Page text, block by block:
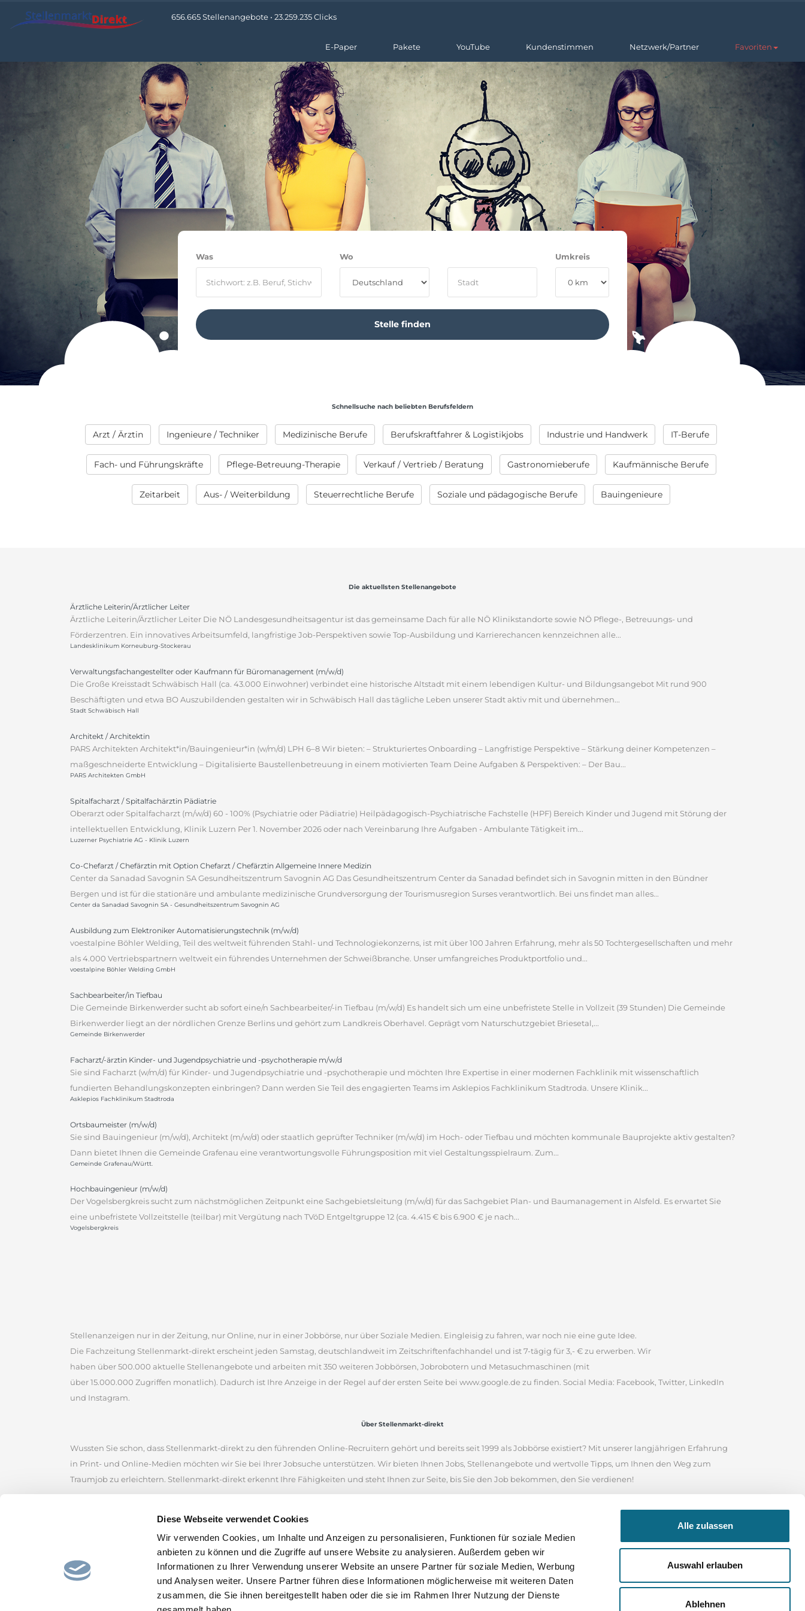
Diese Webseite verwendet Cookies
Wir verwenden Cookies, um Inhalte und Anzeigen zu personalisieren, Funktionen für soziale Medien
anbieten zu können und die Zugriffe auf unsere Website zu analysieren. Außerdem geben wir
Informationen zu Ihrer Verwendung unserer Website an unsere Partner für soziale Medien, Werbung
und Analysen weiter. Unsere Partner führen diese Informationen möglicherweise mit weiteren Daten
zusammen, die Sie ihnen bereitgestellt haben oder die sie im Rahmen Ihrer Nutzung der Dienste
Alle zulassen
Auswahl erlauben
Ablehnen
656.665 Stellenangebote • 23.259.235 Clicks
E-Paper Pakete YouTube Kundenstimmen Netzwerk/Partner Favoriten
Was Wo Umkreis
Schnellsuche nach beliebten Berufsfeldern
Arzt / Ärztin Ingenieure / Techniker Medizinische Berufe Berufskraftfahrer & Logistikjobs Industrie und Handwerk IT-Berufe
Fach- und Führungskräfte Pflege-Betreuung-Therapie Verkauf / Vertrieb / Beratung Gastronomieberufe Kaufmännische Berufe
Zeitarbeit Aus- / Weiterbildung Steuerrechtliche Berufe Soziale und pädagogische Berufe Bauingenieure
Die aktuellsten Stellenangebote
Ärztliche Leiterin/Ärztlicher Leiter
Ärztliche Leiterin/Ärztlicher Leiter Die NÖ Landesgesundheitsagentur ist das gemeinsame Dach für alle NÖ Klinikstandorte sowie NÖ Pflege-, Betreuungs- und
Förderzentren. Ein innovatives Arbeitsumfeld, langfristige Job-Perspektiven sowie Top-Ausbildung und Karrierechancen kennzeichnen alle...
Landesklinikum Korneuburg-Stockerau
Verwaltungsfachangestellter oder Kaufmann für Büromanagement (m/w/d)
Die Große Kreisstadt Schwäbisch Hall (ca. 43.000 Einwohner) verbindet eine historische Altstadt mit einem lebendigen Kultur- und Bildungsangebot Mit rund 900
Beschäftigten und etwa BO Auszubildenden gestalten wir in Schwäbisch Hall das tägliche Leben unserer Stadt aktiv mit und übernehmen...
Stadt Schwäbisch Hall
Architekt / Architektin
PARS Architekten Architekt*in/Bauingenieur*in (w/m/d) LPH 6–8 Wir bieten: – Strukturiertes Onboarding – Langfristige Perspektive – Stärkung deiner Kompetenzen –
maßgeschneiderte Entwicklung – Digitalisierte Baustellenbetreuung in einem motivierten Team Deine Aufgaben & Perspektiven: – Der Bau...
PARS Architekten GmbH
Spitalfacharzt / Spitalfachärztin Pädiatrie
Oberarzt oder Spitalfacharzt (m/w/d) 60 - 100% (Psychiatrie oder Pädiatrie) Heilpädagogisch-Psychiatrische Fachstelle (HPF) Bereich Kinder und Jugend mit Störung der
intellektuellen Entwicklung, Klinik Luzern Per 1. November 2026 oder nach Vereinbarung Ihre Aufgaben - Ambulante Tätigkeit im...
Luzerner Psychiatrie AG - Klinik Luzern
Co-Chefarzt / Chefärztin mit Option Chefarzt / Chefärztin Allgemeine Innere Medizin
Center da Sanadad Savognin SA Gesundheitszentrum Savognin AG Das Gesundheitszentrum Center da Sanadad befindet sich in Savognin mitten in den Bündner
Bergen und ist für die stationäre und ambulante medizinische Grundversorgung der Tourismusregion Surses verantwortlich. Bei uns findet man alles...
Center da Sanadad Savognin SA - Gesundheitszentrum Savognin AG
Ausbildung zum Elektroniker Automatisierungstechnik (m/w/d)
voestalpine Böhler Welding, Teil des weltweit führenden Stahl- und Technologiekonzerns, ist mit über 100 Jahren Erfahrung, mehr als 50 Tochtergesellschaften und mehr
als 4.000 Vertriebspartnern weltweit ein führendes Unternehmen der Schweißbranche. Unser umfangreiches Produktportfolio und...
voestalpine Böhler Welding GmbH
Sachbearbeiter/in Tiefbau
Die Gemeinde Birkenwerder sucht ab sofort eine/n Sachbearbeiter/-in Tiefbau (m/w/d) Es handelt sich um eine unbefristete Stelle in Vollzeit (39 Stunden) Die Gemeinde
Birkenwerder liegt an der nördlichen Grenze Berlins und gehört zum Landkreis Oberhavel. Geprägt vom Naturschutzgebiet Briesetal,...
Gemeinde Birkenwerder
Facharzt/-ärztin Kinder- und Jugendpsychiatrie und -psychotherapie m/w/d
Sie sind Facharzt (w/m/d) für Kinder- und Jugendpsychiatrie und -psychotherapie und möchten Ihre Expertise in einer modernen Fachklinik mit wissenschaftlich
fundierten Behandlungskonzepten einbringen? Dann werden Sie Teil des engagierten Teams im Asklepios Fachklinikum Stadtroda. Unsere Klinik...
Asklepios Fachklinikum Stadtroda
Ortsbaumeister (m/w/d)
Sie sind Bauingenieur (m/w/d), Architekt (m/w/d) oder staatlich geprüfter Techniker (m/w/d) im Hoch- oder Tiefbau und möchten kommunale Bauprojekte aktiv gestalten?
Dann bietet Ihnen die Gemeinde Grafenau eine verantwortungsvolle Führungsposition mit viel Gestaltungsspielraum. Zum...
Gemeinde Grafenau/Württ.
Hochbauingenieur (m/w/d)
Der Vogelsbergkreis sucht zum nächstmöglichen Zeitpunkt eine Sachgebietsleitung (m/w/d) für das Sachgebiet Plan- und Baumanagement in Alsfeld. Es erwartet Sie
eine unbefristete Vollzeitstelle (teilbar) mit Vergütung nach TVöD Entgeltgruppe 12 (ca. 4.415 € bis 6.900 € je nach...
Vogelsbergkreis
Stellenanzeigen nur in der Zeitung, nur Online, nur in einer Jobbörse, nur über Soziale Medien. Eingleisig zu fahren, war noch nie eine gute Idee.
Die Fachzeitung Stellenmarkt-direkt erscheint jeden Samstag, deutschlandweit im Zeitschriftenfachhandel und ist 7-tägig für 3,- € zu erwerben. Wir
haben über 500.000 aktuelle Stellenangebote und arbeiten mit 350 weiteren Jobbörsen, Jobrobotern und Metasuchmaschinen (mit
über 15.000.000 Zugriffen monatlich). Dadurch ist Ihre Anzeige in der Regel auf der ersten Seite bei www.google.de zu finden. Social Media: Facebook, Twitter, LinkedIn
und Instagram.
Über Stellenmarkt-direkt
Wussten Sie schon, dass Stellenmarkt-direkt zu den führenden Online-Recruitern gehört und bereits seit 1999 als Jobbörse existiert? Mit unserer langjährigen Erfahrung
in Print- und Online-Medien möchten wir Sie bei Ihrer Jobsuche unterstützen. Wir bieten Ihnen Jobs, Stellenangebote und wertvolle Tipps, um Ihnen den Weg zum
Traumjob zu erleichtern. Stellenmarkt-direkt erkennt Ihre Fähigkeiten und steht Ihnen zur Seite, bis Sie den Job bekommen, den Sie verdienen!
Stellenmarkt-direkt zählt zu den ältesten kommerziellen Internetseiten und war eine der ersten Online-Jobbörsen. Heute ist es eine angesehene Online-Stellenbörse, in
der Sie zahlreiche Jobangebote von renommierten Unternehmen aus Deutschland, Österreich und der Schweiz finden. Nutzen Sie das Suchfeld in unserem
Stellenmarkt, um erfolgreich nach Stellenangeboten anhand von Stichworten und Orten zu suchen. Wenn Sie unsicher sind, wonach Sie suchen, durchstöbern Sie unser
Stellenportal und lassen Sie sich von den gefundenen Stellenangeboten inspirieren. Wir wünschen Ihnen viel Erfolg bei Ihrer Bewerbung und für Ihre weitere Karriere
und hoffen, den passenden Job für Sie bereitzustellen.